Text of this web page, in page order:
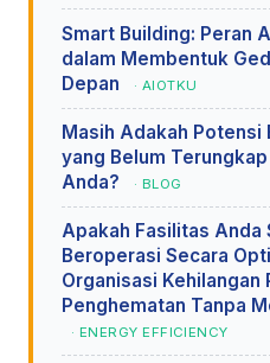
Smart Building: Peran
dalam Membentuk
Depan
· AIOTKU
Masih Adakah Potensi
yang Belum
Anda?
· BLOG
Apakah Fasilitas Anda
Beroperasi Secara
Organisasi Kehilangan
Penghematan Tanpa
· ENERGY EFFICIENCY